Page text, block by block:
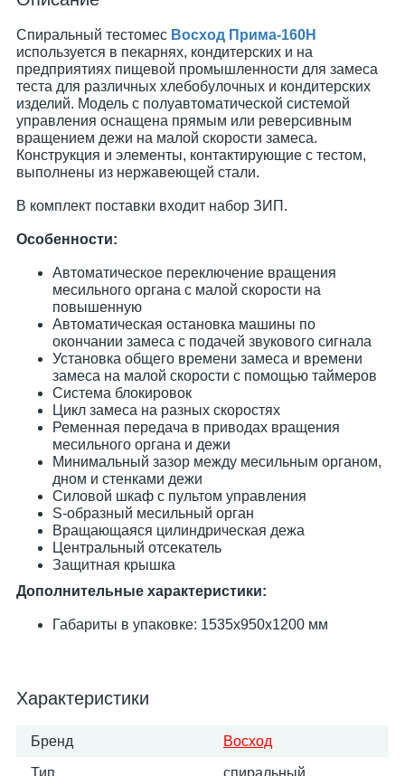
Спиральный тестомес Восход Прима-160Н
используется в пекарнях, кондитерских и на
предприятиях пищевой промышленности для замеса
теста для различных хлебобулочных и кондитерских
изделий. Модель с полуавтоматической системой
управления оснащена прямым или реверсивным
вращением дежи на малой скорости замеса.
Конструкция и элементы, контактирующие с тестом,
выполнены из нержавеющей стали.
В комплект поставки входит набор ЗИП.
Особенности:
Автоматическое переключение вращения
месильного органа с малой скорости на
повышенную
Автоматическая остановка машины по
окончании замеса с подачей звукового сигнала
Установка общего времени замеса и времени
замеса на малой скорости с помощью таймеров
Система блокировок
Цикл замеса на разных скоростях
Ременная передача в приводах вращения
месильного органа и дежи
Минимальный зазор между месильным органом,
дном и стенками дежи
Силовой шкаф с пультом управления
S-образный месильный орган
Вращающаяся цилиндрическая дежа
Центральный отсекатель
Защитная крышка
Дополнительные характеристики:
Габариты в упаковке: 1535х950х1200 мм
Характеристики
Бренд Восход
Тип спиральный